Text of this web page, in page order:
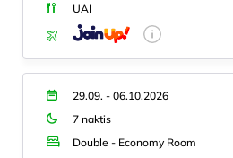
UAI
29.09. - 06.10.2026
7 naktis
Double - Economy Room